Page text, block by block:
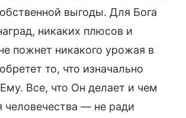
выгоды. Для Бога
никаких плюсов и
пожнет никакого урожая в
то, что изначально
Все, что Он делает и чем
человечества — не ради